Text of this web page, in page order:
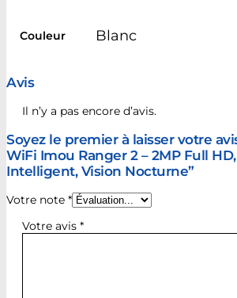
Couleur Blanc
Avis
Il n’y a pas encore d’avis.
Soyez le premier à laisser votre
WiFi Imou Ranger 2 – 2MP Full HD,
Intelligent, Vision Nocturne”
Votre note *
Votre avis *